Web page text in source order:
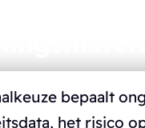
bepaalt
het risico